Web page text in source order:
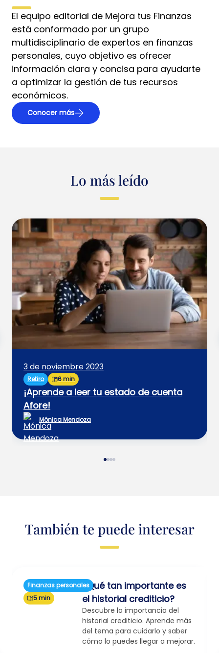
El equipo editorial de Mejora tus Finanzas
está conformado por un grupo
multidisciplinario de expertos en finanzas
personales, cuyo objetivo es ofrecer
información clara y concisa para ayudarte
a optimizar la gestión de tus recursos
económicos.
Conocer más
Lo más leído
3 de noviembre 2023
Retiro 6 min
¡Aprende a leer tu estado de cuenta
Afore!
Mónica Mendoza
También te puede interesar
Finanzas personales
5 min
¿Qué tan importante es
el historial crediticio?
Descubre la importancia del
historial crediticio. Aprende más
del tema para cuidarlo y saber
cómo lo puedes llegar a mejorar.